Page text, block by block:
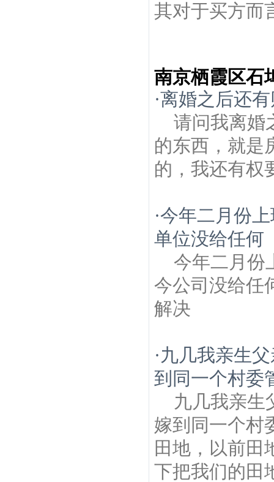
其对于买方而
南京栖霞区石
·离婚之后还
请问我离婚
的东西，就是
的，我还有权
·今年二月份
单位没给任何
今年二月份
今公司没给任
解决
·九几我亲生
到同一个村委
九几我亲生
嫁到同一个村
田地，以前田
下把我们的田